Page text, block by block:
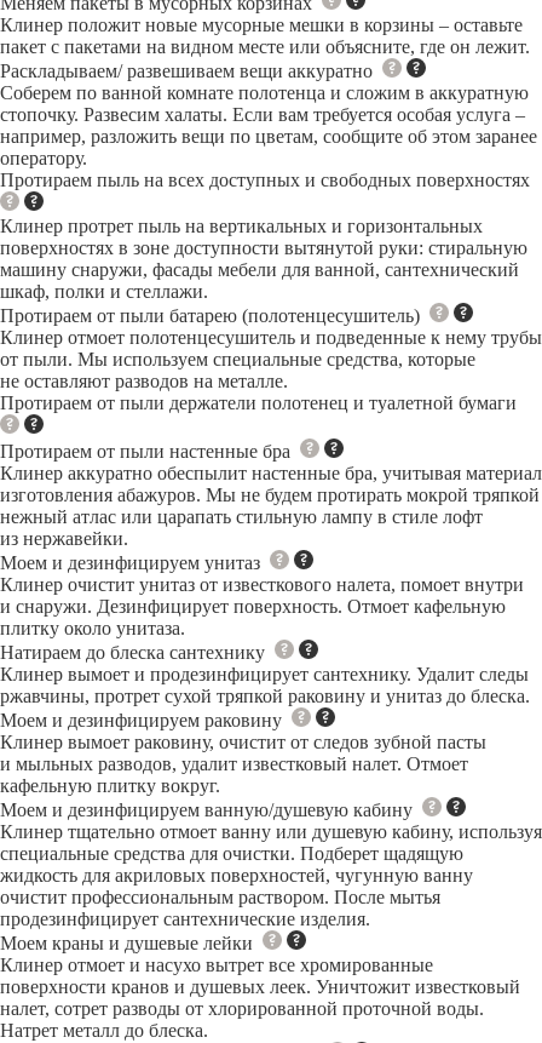
Клинер положит новые мусорные мешки в корзины – оставьте
пакет с пакетами на видном месте или объясните, где он лежит.
Раскладываем/ развешиваем вещи аккуратно
Соберем по ванной комнате полотенца и сложим в аккуратную
стопочку. Развесим халаты. Если вам требуется особая услуга –
например, разложить вещи по цветам, сообщите об этом заранее
оператору.
Протираем пыль на всех доступных и свободных поверхностях
Клинер протрет пыль на вертикальных и горизонтальных
поверхностях в зоне доступности вытянутой руки: стиральную
машину снаружи, фасады мебели для ванной, сантехнический
шкаф, полки и стеллажи.
Протираем от пыли батарею (полотенцесушитель)
Клинер отмоет полотенцесушитель и подведенные к нему трубы
от пыли. Мы используем специальные средства, которые
не оставляют разводов на металле.
Протираем от пыли держатели полотенец и туалетной бумаги
Протираем от пыли настенные бра
Клинер аккуратно обеспылит настенные бра, учитывая материал
изготовления абажуров. Мы не будем протирать мокрой тряпкой
нежный атлас или царапать стильную лампу в стиле лофт
из нержавейки.
Моем и дезинфицируем унитаз
Клинер очистит унитаз от известкового налета, помоет внутри
и снаружи. Дезинфицирует поверхность. Отмоет кафельную
плитку около унитаза.
Натираем до блеска сантехнику
Клинер вымоет и продезинфицирует сантехнику. Удалит следы
ржавчины, протрет сухой тряпкой раковину и унитаз до блеска.
Моем и дезинфицируем раковину
Клинер вымоет раковину, очистит от следов зубной пасты
и мыльных разводов, удалит известковый налет. Отмоет
кафельную плитку вокруг.
Моем и дезинфицируем ванную/душевую кабину
Клинер тщательно отмоет ванну или душевую кабину, используя
специальные средства для очистки. Подберет щадящую
жидкость для акриловых поверхностей, чугунную ванну
очистит профессиональным раствором. После мытья
продезинфицирует сантехнические изделия.
Моем краны и душевые лейки
Клинер отмоет и насухо вытрет все хромированные
поверхности кранов и душевых леек. Уничтожит известковый
налет, сотрет разводы от хлорированной проточной воды.
Натрет металл до блеска.